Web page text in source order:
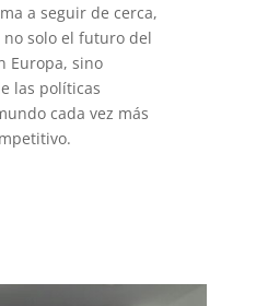
a seguir de cerca,
solo el futuro del
Europa, sino
las políticas
cada vez más